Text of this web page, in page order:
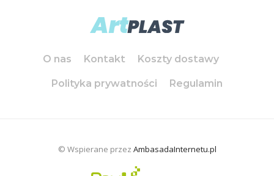
O nas Kontakt Koszty dostawy
Polityka prywatności Regulamin
© Wspierane przez AmbasadaInternetu.pl